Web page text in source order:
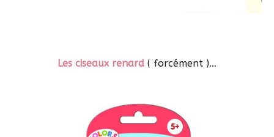
Les ciseaux renard ( forcément )…